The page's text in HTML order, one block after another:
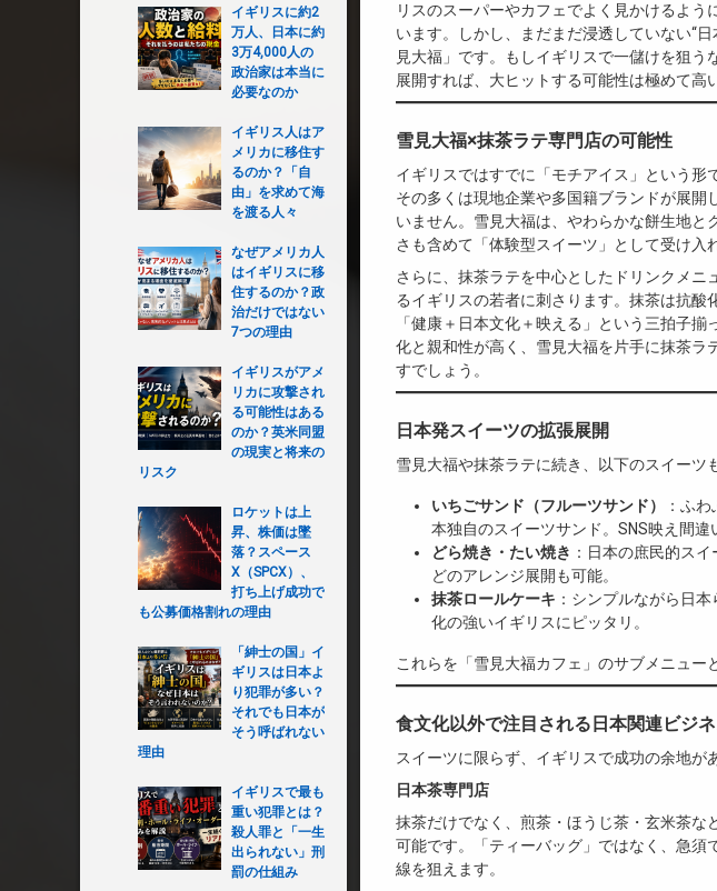
リスのスーパーやカフェでよく見かけるよ
います。しかし、まだまだ浸透していない“
見大福」です。もしイギリスで一儲けを狙
展開すれば、大ヒットする可能性は極めて高
雪見大福×抹茶ラテ専門店の可能性
イギリスではすでに「モチアイス」という形
その多くは現地企業や多国籍ブランドが展開
いません。雪見大福は、やわらかな餅生地と
さも含めて「体験型スイーツ」として受け入
さらに、抹茶ラテを中心としたドリンクメ
るイギリスの若者に刺さります。抹茶は抗酸
「健康＋日本文化＋映える」という三拍子
化と親和性が高く、雪見大福を片手に抹茶ラ
すでしょう。
日本発スイーツの拡張展開
雪見大福や抹茶ラテに続き、以下のスイーツ
いちごサンド（フルーツサンド）
：ふ
本独自のスイーツサンド。SNS映え間違
どら焼き・たい焼き ：日本の庶民的ス
どのアレンジ展開も可能。
抹茶ロールケーキ ：シンプルながら日
化の強いイギリスにピッタリ。
これらを「雪見大福カフェ」のサブメニュー
食文化以外で注目される日本関連ビジ
スイーツに限らず、イギリスで成功の余地が
日本茶専門店
抹茶だけでなく、煎茶・ほうじ茶・玄米茶な
可能です。「ティーバッグ」ではなく、急須
線を狙えます。
イギリスに約2
万人、日本に約
3万4,000人の
政治家は本当に
必要なのか
イギリス人はア
メリカに移住す
るのか？「自
由」を求めて海
を渡る人々
なぜアメリカ人
はイギリスに移
住するのか？政
治だけではない
7つの理由
イギリスがアメ
リカに攻撃され
る可能性はある
のか？英米同盟
の現実と将来の
リスク
ロケットは上
昇、株価は墜
落？スペース
X（SPCX）、
打ち上げ成功で
も公募価格割れの理由
「紳士の国」イ
ギリスは日本よ
り犯罪が多い？
それでも日本が
そう呼ばれない
理由
イギリスで最も
重い犯罪とは？
殺人罪と「一生
出られない」刑
罰の仕組み